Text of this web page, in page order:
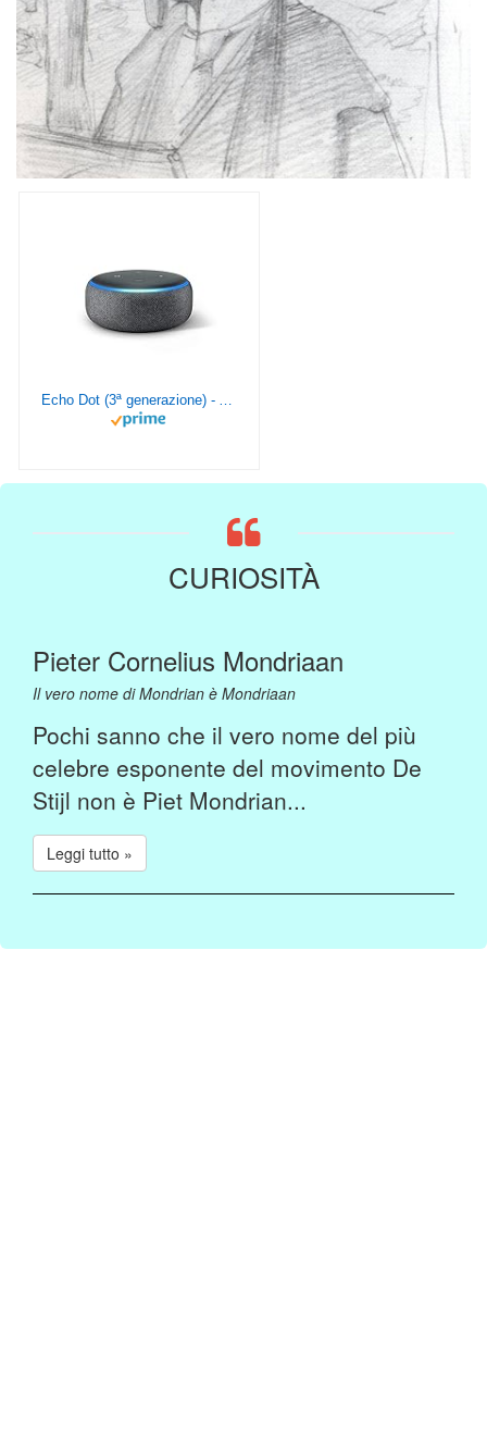
Echo Dot (3ª generazione) - Altoparlante intelligente con integrazione Alexa - Tessuto antracite
CURIOSITÀ
Pieter Cornelius Mondriaan
Il vero nome di Mondrian è Mondriaan
Pochi sanno che il vero nome del più
celebre esponente del movimento De
Stijl non è Piet Mondrian...
Leggi tutto »